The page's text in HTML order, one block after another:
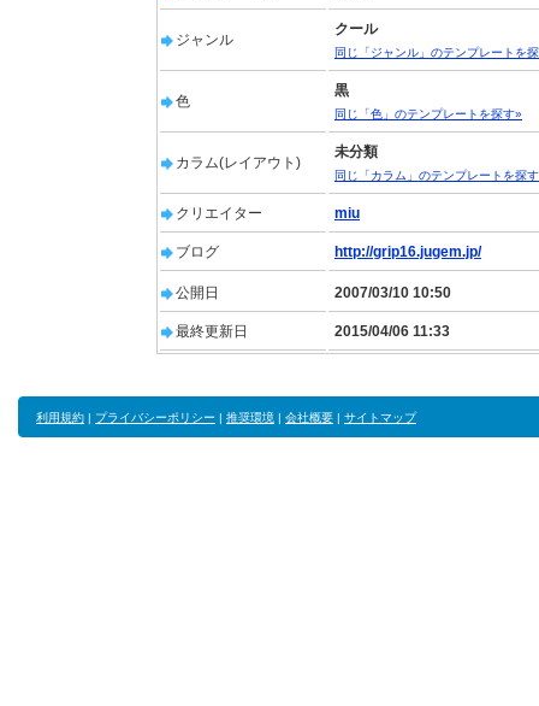
ジャンル
クール
同じ「ジャンル」のテンプレートを
色
黒
同じ「色」のテンプレートを探す»
カラム(レイアウト)
未分類
同じ「カラム」のテンプレートを探
クリエイター miu
ブログ http://grip16.jugem.jp/
公開日 2007/03/10 10:50
最終更新日 2015/04/06 11:33
利用規約 | プライバシーポリシー | 推奨環境 | 会社概要 | サイトマップ